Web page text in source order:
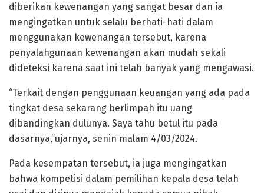
diberikan kewenangan yang sangat besar dan ia
mengingatkan untuk selalu berhati-hati dalam
menggunakan kewenangan tersebut, karena
penyalahgunaan kewenangan akan mudah sekali
dideteksi karena saat ini telah banyak yang mengawasi.
“Terkait dengan penggunaan keuangan yang ada pada
tingkat desa sekarang berlimpah itu uang
dibandingkan dulunya. Saya tahu betul itu pada
dasarnya,”ujarnya, senin malam 4/03/2024.
Pada kesempatan tersebut, ia juga mengingatkan
bahwa kompetisi dalam pemilihan kepala desa telah